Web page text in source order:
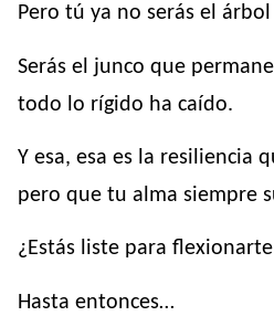
Pero tú ya no serás el
Serás el junco que
todo lo rígido ha caído.
Y esa, esa es la resiliencia
pero que tu alma siempre
¿Estás liste para
Hasta entonces…